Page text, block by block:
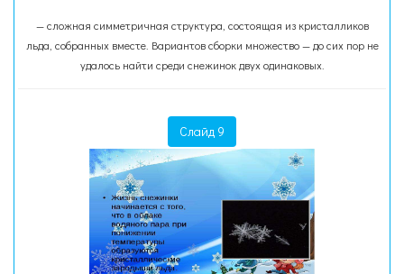
— сложная симметричная структура, состоящая из кристалликов
льда, собранных вместе. Вариантов сборки множество — до сих пор не
удалось найти среди снежинок двух одинаковых.
Слайд 9